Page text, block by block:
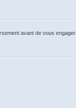
avant de vous engager.